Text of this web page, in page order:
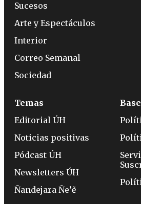
Sucesos
Arte y Espectáculos
Interior
Correo Semanal
Sociedad
Temas
Editorial ÚH
Noticias positivas
Pódcast ÚH
Newsletters ÚH
Ñandejara Ñe’ẽ